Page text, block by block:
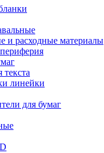
и расходные материалы
линейки
для бумаг